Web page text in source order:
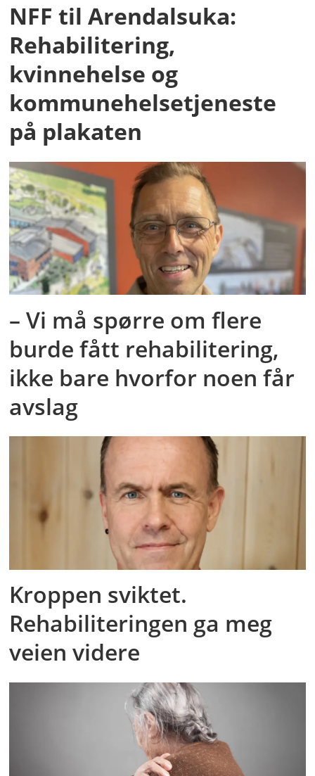
NFF til Arendalsuka:
Rehabilitering,
kvinnehelse og
kommunehelsetjeneste
på plakaten
– Vi må spørre om flere
burde fått rehabilitering,
ikke bare hvorfor noen får
avslag
Kroppen sviktet.
Rehabiliteringen ga meg
veien videre